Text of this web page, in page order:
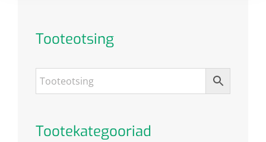
Tooteotsing
Tootekategooriad